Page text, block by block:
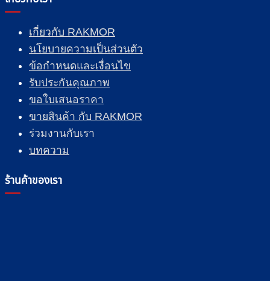
เกี่ยวกับ RAKMOR
นโยบายความเป็นส่วนตัว
ข้อกำหนดและเงื่อนไข
รับประกันคุณภาพ
ขอใบเสนอราคา
ขายสินค้า กับ RAKMOR
ร่วมงานกับเรา
บทความ
ร้านค้าของเรา